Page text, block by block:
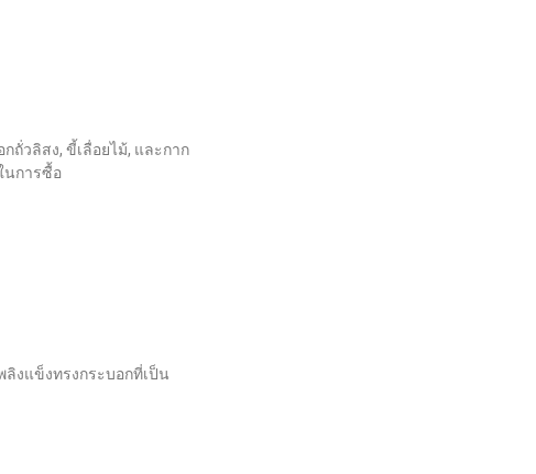
ถั่วลิสง, ขี้เลื่อยไม้, และกาก
นการซื้อ
ลิงแข็งทรงกระบอกที่เป็น